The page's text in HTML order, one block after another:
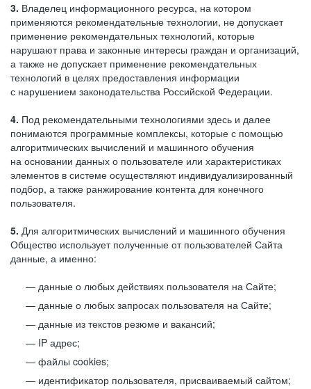
3. Владелец информационного ресурса, на котором
применяются рекомендательные технологии, не допускает
применение рекомендательных технологий, которые
нарушают права и законные интересы граждан и организаций,
а также не допускает применение рекомендательных
технологий в целях предоставления информации
с нарушением законодательства Российской Федерации.
4. Под рекомендательными технологиями здесь и далее
понимаются программные комплексы, которые с помощью
алгоритмических вычислений и машинного обучения
на основании данных о пользователе или характеристиках
элементов в системе осуществляют индивидуализированный
подбор, а также ранжирование контента для конечного
пользователя.
5. Для алгоритмических вычислений и машинного обучения
Общество использует полученные от пользователей Сайта
данные, а именно:
данные о любых действиях пользователя на Сайте;
данные о любых запросах пользователя на Сайте;
данные из текстов резюме и вакансий;
IP адрес;
файлы cookies;
идентификатор пользователя, присваиваемый сайтом;